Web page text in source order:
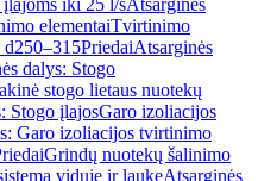
įlajoms iki 25 l/sAtsarginės
elementaiTvirtinimo
PriedaiAtsarginės
dalys: Stogo
stogo lietaus nuotekų
Stogo įlajosGaro izoliacijos
Garo izoliacijos tvirtinimo
Grindų nuotekų šalinimo
viduje ir laukeAtsarginės